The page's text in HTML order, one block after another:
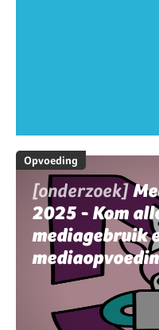
Opvoeding
[onderzoek]
2025 - Kom
mediagebruik